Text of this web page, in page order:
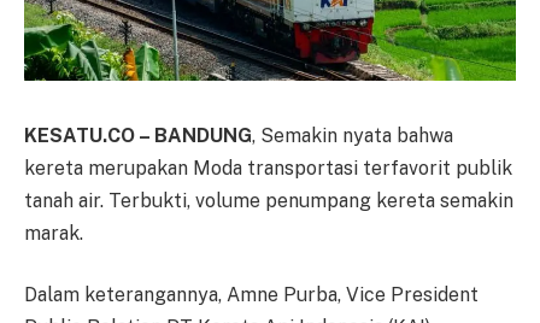
KESATU.CO – BANDUNG, Semakin nyata bahwa
kereta merupakan Moda transportasi terfavorit publik
tanah air. Terbukti, volume penumpang kereta semakin
marak.
Dalam keterangannya, Amne Purba, Vice President